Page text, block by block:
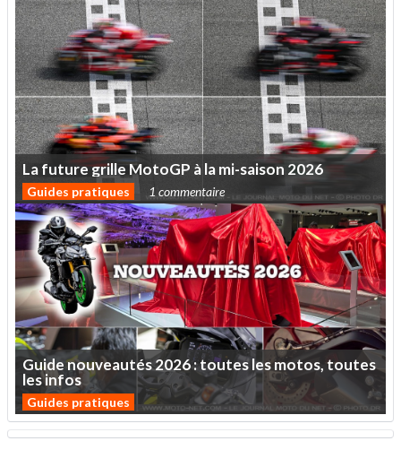
Lafuturegrille MotoGP àlami-saison 2026
Guides pratiques 1 commentaire
Guidenouveautés2026:touteslesmotos,toutes
lesinfos
Guides pratiques